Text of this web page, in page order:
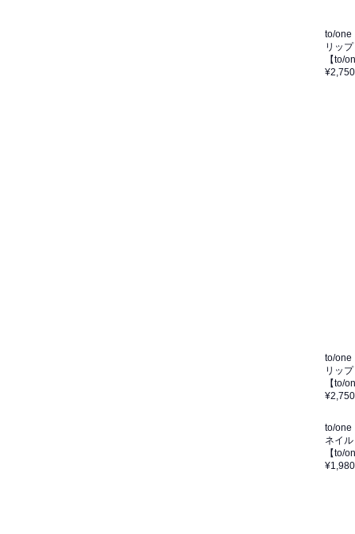
to/one
リッ
【to/
¥2,750
to/one
リッ
【to/
¥2,750
to/one
ネイル
【to/
¥1,980